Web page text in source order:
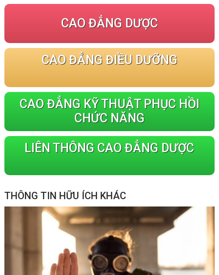
CAO ĐẲNG DƯỢC
CAO ĐẲNG ĐIỀU DƯỠNG
CAO ĐẲNG KỸ THUẬT PHỤC HỒI
CHỨC NĂNG
LIÊN THÔNG CAO ĐẲNG DƯỢC
THÔNG TIN HỮU ÍCH KHÁC